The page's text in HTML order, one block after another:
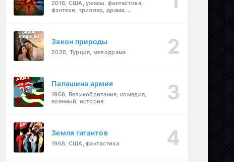
2016, США, ужасы, фантастика,
фэнтези, триллер, драма,
Закон природы
2026, Турция, мелодрама
Папашина армия
1968, Великобритания, комедия,
военный, история
Земля гигантов
1968, США, фантастика